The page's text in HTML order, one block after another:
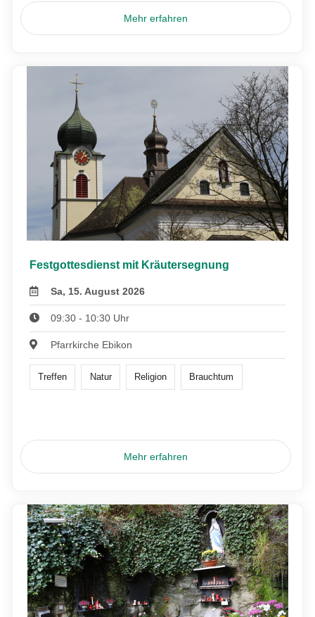
Mehr erfahren
Festgottesdienst mit Kräutersegnung
Sa, 15. August 2026
09:30 - 10:30 Uhr
Pfarrkirche Ebikon
Treffen Natur Religion Brauchtum
Mehr erfahren